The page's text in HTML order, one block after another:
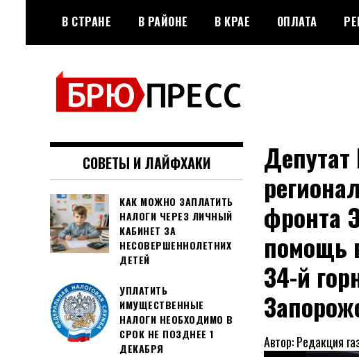
содержимому
В СТРАНЕ В РАЙОНЕ В КРАЕ ОПЛАТА
БРЮПРЕСС
Официальный сайт газеты
"Брюховецкие новости"
фронта
помощь
34-й
Автор: Редакция
СОВЕТЫ И ЛАЙФХАКИ
КАК МОЖНО ЗАПЛАТИТЬ
НАЛОГИ ЧЕРЕЗ ЛИЧНЫЙ
КАБИНЕТ ЗА
НЕСОВЕРШЕННОЛЕТНИХ
ДЕТЕЙ
УПЛАТИТЬ
ИМУЩЕСТВЕННЫЕ
НАЛОГИ НЕОБХОДИМО В
СРОК НЕ ПОЗДНЕЕ 1
ДЕКАБРЯ